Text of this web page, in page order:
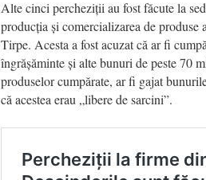
Alte cinci percheziții au fost făcute la
producția și comercializarea de
Tirpe. Acesta a fost acuzat că ar fi
îngrășăminte și alte bunuri de peste 70
produselor cumpărate, ar fi gajat
că acestea erau „libere de sarcini”.